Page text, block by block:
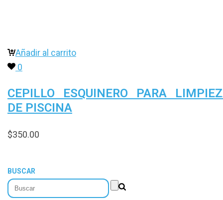
Añadir al carrito
0
CEPILLO ESQUINERO PARA
DE PISCINA
$350.00
BUSCAR